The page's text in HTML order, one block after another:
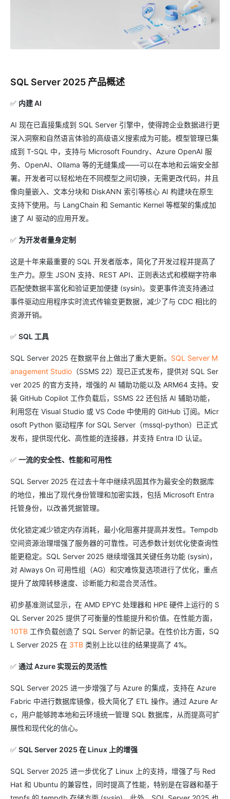
SQL Server 2025 产品概述
✅ 内建 AI
AI 现在已直接集成到 SQL Server 引擎中，使得跨企业数据进行更
深入洞察和自然语言体验的高级语义搜索成为可能。模型管理已集
成到 T-SQL 中，支持与 Microsoft Foundry、Azure OpenAI 服
务、OpenAI、Ollama 等的无缝集成——可以在本地和云端安全部
署。开发者可以轻松地在不同模型之间切换，无需更改代码，并且
像向量嵌入、文本分块和 DiskANN 索引等核心 AI 构建块在原生
支持下使用。与 LangChain 和 Semantic Kernel 等框架的集成加
速了 AI 驱动的应用开发。
✅ 为开发者量身定制
这是十年来最重要的 SQL 开发者版本，简化了开发过程并提高了
生产力。原生 JSON 支持、REST API、正则表达式和模糊字符串
匹配使数据丰富化和验证更加便捷 (sysin)。变更事件流支持通过
事件驱动应用程序实时流式传输变更数据，减少了与 CDC 相比的
资源开销。
✅ SQL 工具
SQL Server 2025 在数据平台上做出了重大更新。 SQL Server M
anagement Studio （SSMS 22）现已正式发布，提供对 SQL Ser
ver 2025 的官方支持，增强的 AI 辅助功能以及 ARM64 支持。安
装 GitHub Copilot 工作负载后，SSMS 22 还包括 AI 辅助功能，
利用您在 Visual Studio 或 VS Code 中使用的 GitHub 订阅。Micr
osoft Python 驱动程序 for SQL Server（mssql-python）已正式
发布，提供现代化、高性能的连接器，并支持 Entra ID 认证。
✅ 一流的安全性、性能和可用性
SQL Server 2025 在过去十年中继续巩固其作为最安全的数据库
的地位，推出了现代身份管理和加密实践，包括 Microsoft Entra
托管身份，以改善凭据管理。
优化锁定减少锁定内存消耗，最小化阻塞并提高并发性。Tempdb
空间资源治理增强了服务器的可靠性。可选参数计划优化使查询性
能更稳定。SQL Server 2025 继续增强其关键任务功能 (sysin)，
对 Always On 可用性组（AG）和灾难恢复选项进行了优化，重点
提升了故障转移速度、诊断能力和混合灵活性。
初步基准测试显示，在 AMD EPYC 处理器和 HPE 硬件上运行的 S
QL Server 2025 提供了可衡量的性能提升和价值。在性能方面，
10TB 工作负载创造了 SQL Server 的新记录。在性价比方面，SQ
L Server 2025 在 3TB 类别上比以往的结果提高了 4%。
✅ 通过 Azure 实现云的灵活性
SQL Server 2025 进一步增强了与 Azure 的集成，支持在 Azure
Fabric 中进行数据库镜像，极大简化了 ETL 操作。通过 Azure Ar
c，用户能够跨本地和云环境统一管理 SQL 数据库，从而提高可扩
展性和现代化的信心。
✅ SQL Server 2025 在 Linux 上的增强
SQL Server 2025 进一步优化了 Linux 上的支持，增强了与 Red
Hat 和 Ubuntu 的兼容性，同时提高了性能，特别是在容器和基于